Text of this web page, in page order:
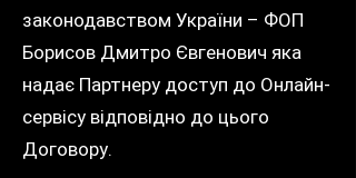
законодавством України – ФОП
Борисов Дмитро Євгенович яка
надає Партнеру доступ до Онлайн-
сервісу відповідно до цього
Договору.